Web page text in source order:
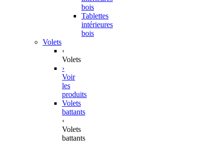
bois
Tablettes
intérieures
bois
Volets
‹
Volets
›
Voir
les
produits
Volets
battants
‹
Volets
battants